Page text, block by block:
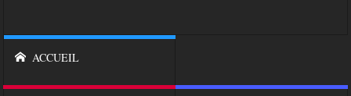
ACCUEIL